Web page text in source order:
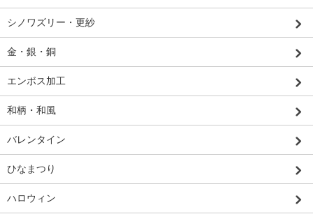
シノワズリー・更紗
金・銀・銅
エンボス加工
和柄・和風
バレンタイン
ひなまつり
ハロウィン